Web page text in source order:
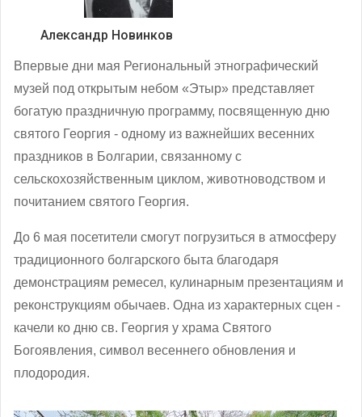
Александр Новинков
Впервые дни мая Региональный этнографический
музей под открытым небом «Этыр» представляет
богатую праздничную программу, посвященную дню
святого Георгия - одному из важнейших весенних
праздников в Болгарии, связанному с
сельскохозяйственным циклом, животноводством и
почитанием святого Георгия.
До 6 мая посетители смогут погрузиться в атмосферу
традиционного болгарского быта благодаря
демонстрациям ремесел, кулинарным презентациям и
реконструкциям обычаев. Одна из характерных сцен -
качели ко дню св. Георгия у храма Святого
Богоявления, символ весеннего обновления и
плодородия.